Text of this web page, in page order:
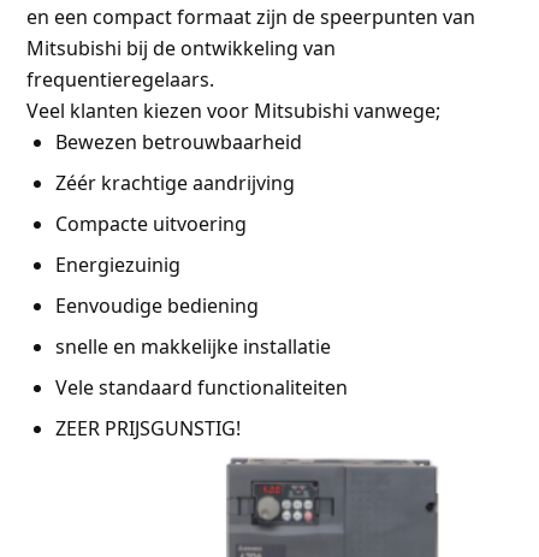
en een compact formaat zijn de speerpunten van
Mitsubishi bij de ontwikkeling van
frequentieregelaars.
Veel klanten kiezen voor Mitsubishi vanwege;
Bewezen betrouwbaarheid
Zéér krachtige aandrijving
Compacte uitvoering
Energiezuinig
Eenvoudige bediening
snelle en makkelijke installatie
Vele standaard functionaliteiten
ZEER PRIJSGUNSTIG!